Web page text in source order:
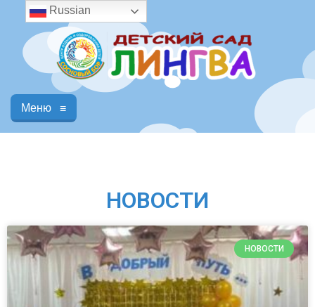
Меню ≡
НОВОСТИ
НОВОСТИ
Russian